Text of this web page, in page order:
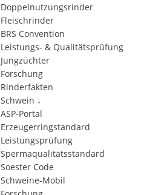
Doppelnutzungsrinder
Fleischrinder
BRS Convention
Leistungs- & Qualitätsprüfung
Jungzüchter
Forschung
Rinderfakten
Schwein ↓
ASP-Portal
Erzeugerringstandard
Leistungsprüfung
Spermaqualitätsstandard
Soester Code
Schweine-Mobil